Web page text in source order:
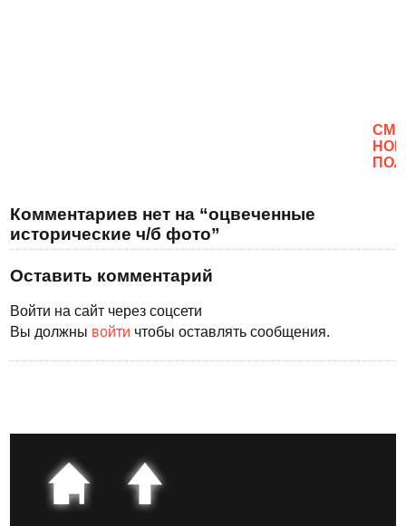
Комментариев нет на “оцвеченные
исторические ч/б фото”
Оставить комментарий
Войти на сайт через соцсети
Вы должны войти чтобы оставлять сообщения.